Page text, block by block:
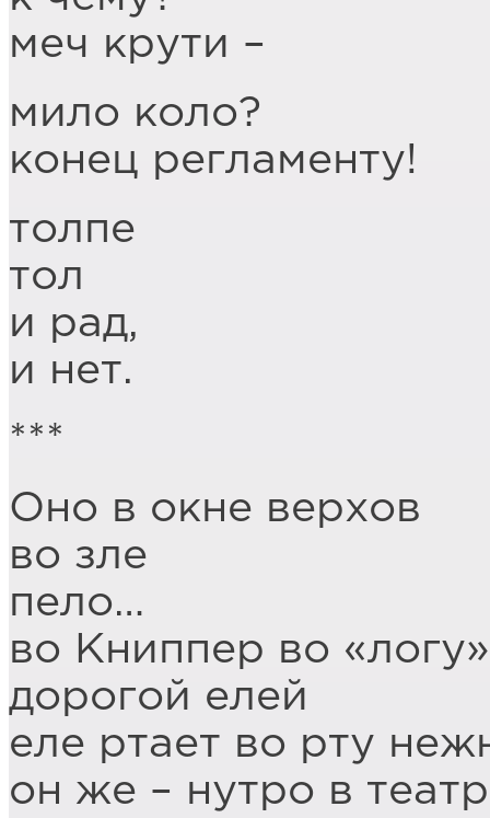
меч крути –
мило коло?
конец регламенту!
толпе
тол
и рад,
и нет.
***
Оно в окне верхов
во зле
пело…
во Книппер во «логу»
дорогой елей
еле ртает во рту
он же – нутро в